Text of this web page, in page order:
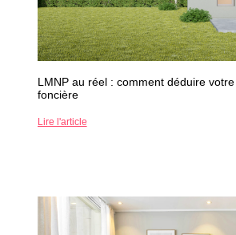
LMNP au réel : comment déduire
foncière
Lire l'article